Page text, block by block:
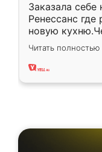
Заказала
Ренессанс где
новую
вполне
два года,
Читать полностью